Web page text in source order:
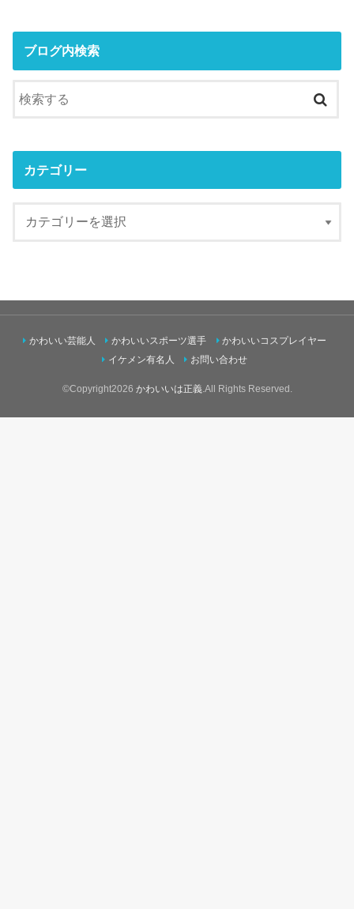
ブログ内検索
カテゴリー
かわいい芸能人 かわいいスポーツ選手
かわいいコスプレイヤー
イケメン有名人
お問い合わせ
©Copyright2026 かわいいは正義.All Rights Reserved.